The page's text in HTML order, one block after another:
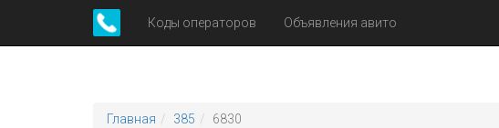
Коды операторов Объявления авито
Главная 385 6830